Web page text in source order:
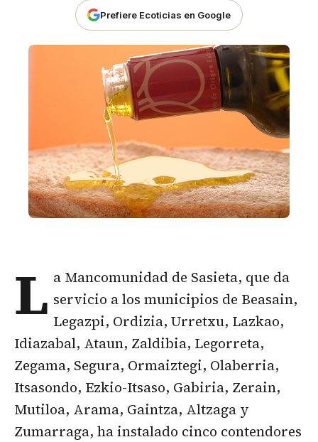
Prefiere Ecoticias en Google
L a Mancomunidad de Sasieta, que da
servicio a los municipios de Beasain,
Legazpi, Ordizia, Urretxu, Lazkao,
Idiazabal, Ataun, Zaldibia, Legorreta,
Zegama, Segura, Ormaiztegi, Olaberria,
Itsasondo, Ezkio-Itsaso, Gabiria, Zerain,
Mutiloa, Arama, Gaintza, Altzaga y
Zumarraga, ha instalado cinco contendores